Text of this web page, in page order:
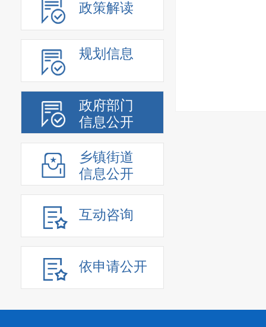
政策解读
规划信息
政府部门
信息公开
乡镇街道
信息公开
互动咨询
依申请公开